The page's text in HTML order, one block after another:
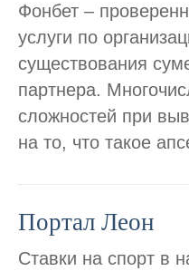
Фонбет –
услуги по
существования
партнера.
сложностей при
на то, что такое
Портал Леон
Ставки на спорт в